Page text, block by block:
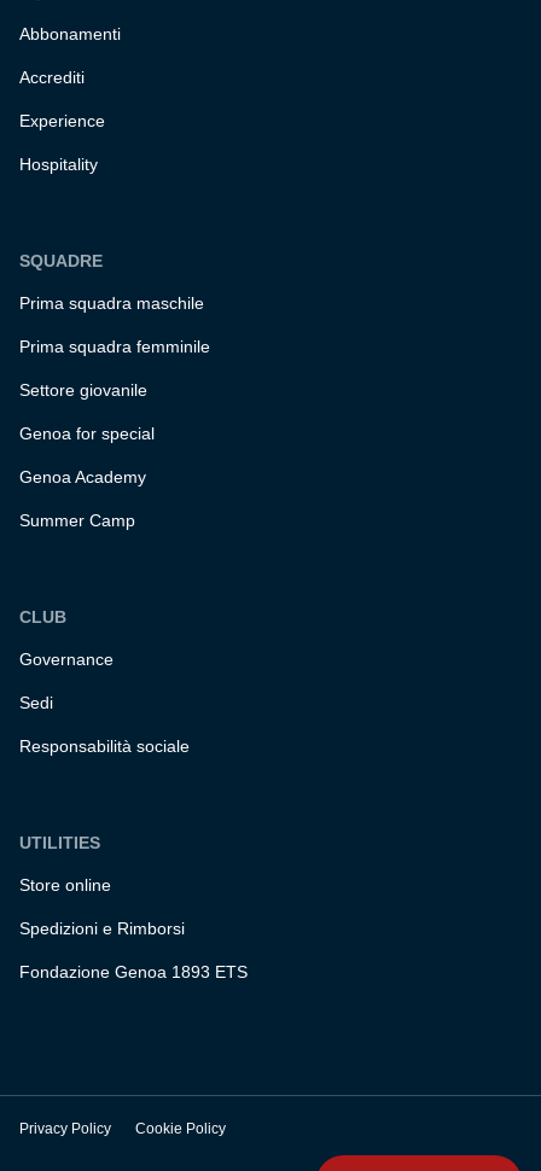
Abbonamenti
Accrediti
Experience
Hospitality
SQUADRE
Prima squadra maschile
Prima squadra femminile
Settore giovanile
Genoa for special
Genoa Academy
Summer Camp
CLUB
Governance
Sedi
Responsabilità sociale
UTILITIES
Store online
Spedizioni e Rimborsi
Fondazione Genoa 1893 ETS
Privacy Policy Cookie Policy